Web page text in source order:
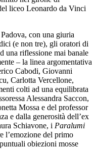
liceo Leonardo da Vinci
con una giuria
(e non tre), gli oratori di
una riflessione mai banale
– la linea argomentativa
Cabodi, Giovanni
Carlotta Vercellone,
colti ad una equilibrata
Alessandra Saccon,
Mossa e del professor
e dalla generosità dell’ex
Schiavone, i Paralumi
l’emozione del primo
obiezioni mosse